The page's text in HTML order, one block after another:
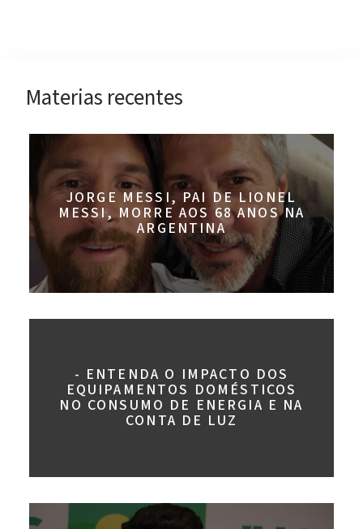
Materias recentes
JORGE MESSI, PAI DE LIONEL
MESSI, MORRE AOS 68 ANOS NA
ARGENTINA
- ENTENDA O IMPACTO DOS
EQUIPAMENTOS DOMÉSTICOS
NO CONSUMO DE ENERGIA E NA
CONTA DE LUZ